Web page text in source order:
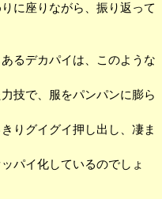
に座りながら、振り返って
るデカパイは、このような
技で、服をパンパンに膨ら
りグイグイ押し出し、凄ま
パイ化しているのでしょ